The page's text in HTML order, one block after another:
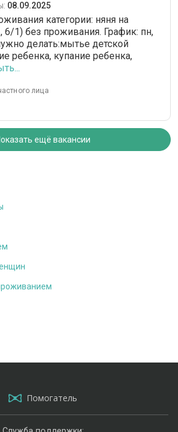
08.09.2025
категории: няня на
1) без проживания. График: пн,
делать:мытье детской
ребенка, купание ребенка,
лица
ещё вакансии
Помогатель